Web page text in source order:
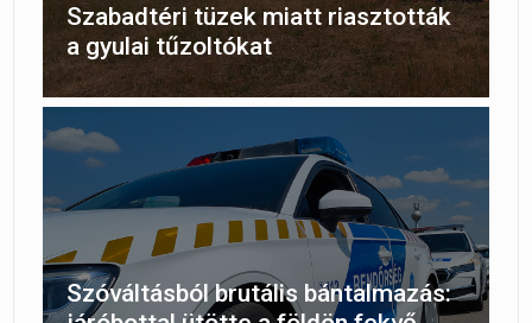
Szabadtéri tüzek miatt riasztották
a gyulai tűzoltókat
Szóváltásból brutális bántalmazás: